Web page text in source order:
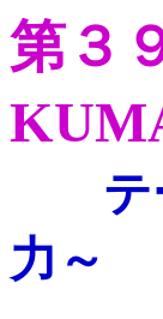
第３
力～